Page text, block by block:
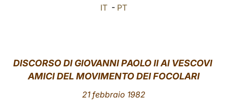
中文
IT- PT
DISCORSO DI GIOVANNI PAOLO II AI VESCOVI
AMICI DEL MOVIMENTO DEI FOCOLARI
21 febbraio 1982